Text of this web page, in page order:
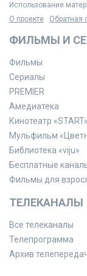
Использование
О проекте
Обратная
ФИЛЬМЫ И
Фильмы
Сериалы
PREMIER
Амедиатека
Кинотеатр «START»
Мульфильм
Библиотека «viju»
Бесплатные
Фильмы для
ТЕЛЕКАНАЛЫ
Все телеканалы
Телепрограмма
Архив